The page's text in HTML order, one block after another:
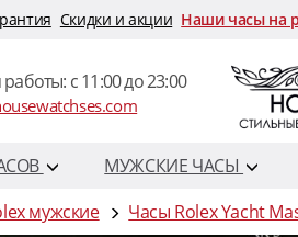
Скидки и акции Наши часы на
c 11:00 до 23:00
МУЖСКИЕ ЧАСЫ
мужские Часы Rolex Yacht